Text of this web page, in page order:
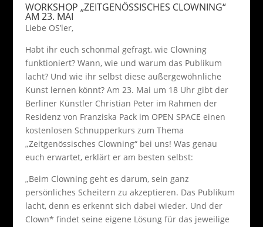
WORKSHOP „ZEITGENÖSSISCHES CLOWNING“
AM 23. MAI
Liebe OS’ler,
Habt ihr euch schonmal gefragt, wie Clowning
funktioniert? Wann, wie und warum das Publikum
lacht? Und wie ihr selbst diese außergewöhnliche
Kunst lernen könnt? Am 23. Mai um 18 Uhr gibt der
Berliner Künstler Christian Peter im Rahmen der
Residenz von Franziska Pack im OPEN SPACE einen
kostenlosen Schnupperkurs zum Thema
„Zeitgenössisches Clowning“ bei uns! Was genau
euch erwartet, erklärt er am besten selbst:
„Beim Clowning geht es darum, sein ganz
persönliches Scheitern zu akzeptieren. Das Publikum
lacht, denn es erkennt sich dabei wieder. Und der
Clown* findet seine eigene Lösung für das jeweilige